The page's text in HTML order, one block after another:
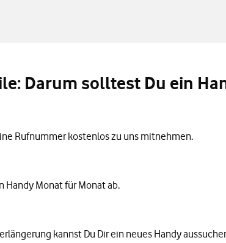
Darum solltest Du ein
Rufnummer kostenlos zu uns mitnehmen.
Handy Monat für Monat ab.
kannst Du Dir ein neues Handy